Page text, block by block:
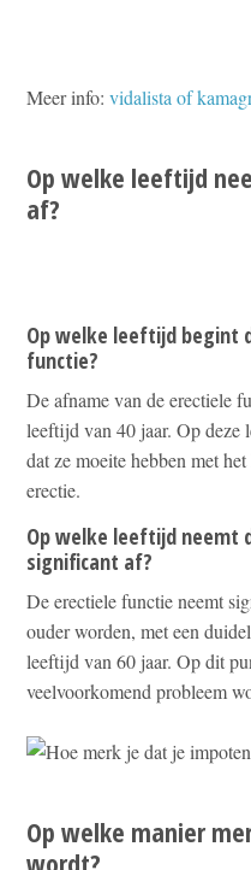
Meer info:vidalista of
Op welke leeftijd
af?
Op welke leeftijd begint
functie?
De afname van de erectiele
leeftijd van 40 jaar. Op deze
dat ze moeite hebben met
erectie.
Op welke leeftijd neemt
significant af?
De erectiele functie neemt
ouder worden, met een
leeftijd van 60 jaar. Op dit
veelvoorkomend probleem
Op welke manier
wordt?